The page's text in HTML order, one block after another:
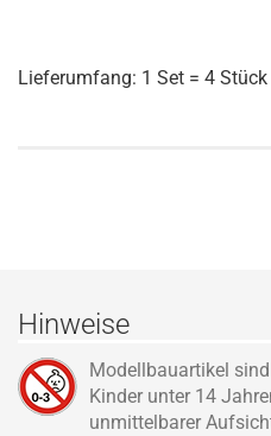
Lieferumfang: 1 Set = 4 Stück
Hinweise
Modellbauartikel
Kinder unter 14
unmittelbarer